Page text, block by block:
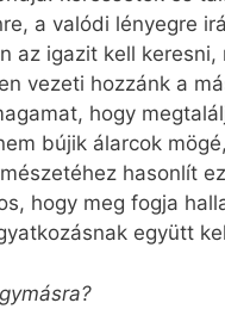
a valódi lényegre
az igazit kell
vezeti hozzánk a
hogy
bújik álarcok
hasonlít
hogy meg fogja
együtt